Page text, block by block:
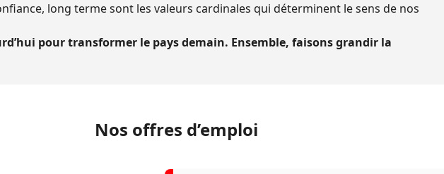
long terme sont les valeurs cardinales qui déterminent le sens de nos
pour transformer le pays demain. Ensemble, faisons grandir la
Nos offres d’emploi